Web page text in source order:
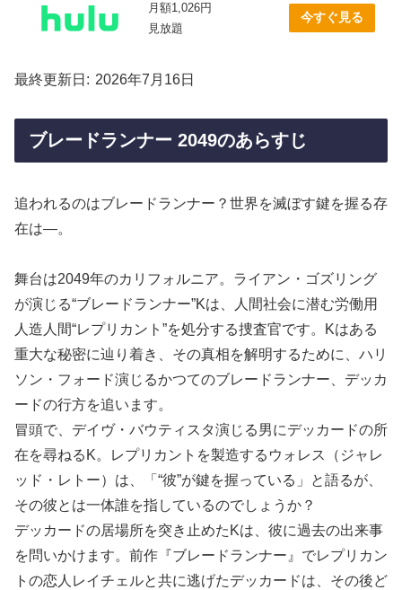
月額1,026円
見放題
今すぐ見る
最終更新日 2026年7月16日
ブレードランナー 2049のあらすじ
追われるのはブレードランナー？世界を滅ぼす鍵を握る存
在は―。
舞台は2049年のカリフォルニア。ライアン・ゴズリング
が演じる“ブレードランナー”Kは、人間社会に潜む労働用
人造人間“レプリカント”を処分する捜査官です。Kはある
重大な秘密に辿り着き、その真相を解明するために、ハリ
ソン・フォード演じるかつてのブレードランナー、デッカ
ードの行方を追います。
冒頭で、デイヴ・バウティスタ演じる男にデッカードの所
在を尋ねるK。レプリカントを製造するウォレス（ジャレ
ッド・レトー）は、「“彼”が鍵を握っている」と語るが、
その彼とは一体誰を指しているのでしょうか？
デッカードの居場所を突き止めたKは、彼に過去の出来事
を問いかけます。前作『ブレードランナー』でレプリカン
トの恋人レイチェルと共に逃げたデッカードは、その後ど